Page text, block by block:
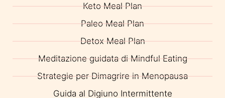
Keto Meal Plan
Paleo Meal Plan
Detox Meal Plan
Meditazione guidata di Mindful Eating
Strategie per Dimagrire in Menopausa
Guida al Digiuno Intermittente